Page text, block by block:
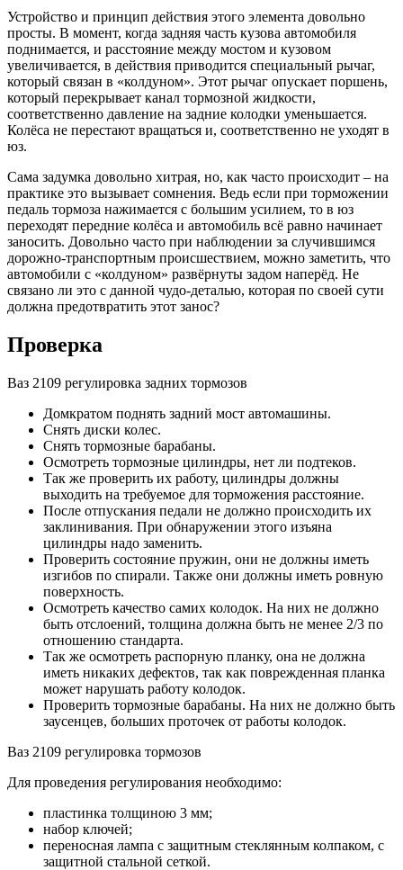
Устройство и принцип действия этого элемента довольно
просты. В момент, когда задняя часть кузова автомобиля
поднимается, и расстояние между мостом и кузовом
увеличивается, в действия приводится специальный рычаг,
который связан в «колдуном». Этот рычаг опускает поршень,
который перекрывает канал тормозной жидкости,
соответственно давление на задние колодки уменьшается.
Колёса не перестают вращаться и, соответственно не уходят в
юз.
Сама задумка довольно хитрая, но, как часто происходит – на
практике это вызывает сомнения. Ведь если при торможении
педаль тормоза нажимается с большим усилием, то в юз
переходят передние колёса и автомобиль всё равно начинает
заносить. Довольно часто при наблюдении за случившимся
дорожно-транспортным происшествием, можно заметить, что
автомобили с «колдуном» развёрнуты задом наперёд. Не
связано ли это с данной чудо-деталью, которая по своей сути
должна предотвратить этот занос?
Проверка
Ваз 2109 регулировка задних тормозов
Домкратом поднять задний мост автомашины.
Снять диски колес.
Снять тормозные барабаны.
Осмотреть тормозные цилиндры, нет ли подтеков.
Так же проверить их работу, цилиндры должны
выходить на требуемое для торможения расстояние.
После отпускания педали не должно происходить их
заклинивания. При обнаружении этого изъяна
цилиндры надо заменить.
Проверить состояние пружин, они не должны иметь
изгибов по спирали. Также они должны иметь ровную
поверхность.
Осмотреть качество самих колодок. На них не должно
быть отслоений, толщина должна быть не менее 2/3 по
отношению стандарта.
Так же осмотреть распорную планку, она не должна
иметь никаких дефектов, так как поврежденная планка
может нарушать работу колодок.
Проверить тормозные барабаны. На них не должно быть
заусенцев, больших проточек от работы колодок.
Ваз 2109 регулировка тормозов
Для проведения регулирования необходимо:
пластинка толщиною 3 мм;
набор ключей;
переносная лампа с защитным стеклянным колпаком, с
защитной стальной сеткой.